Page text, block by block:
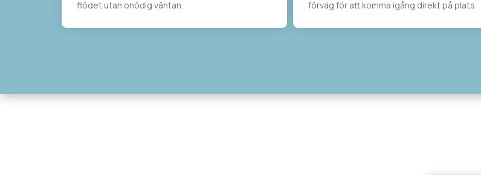
flödet utan onödig väntan.
förväg för att komma igång direkt på plats.